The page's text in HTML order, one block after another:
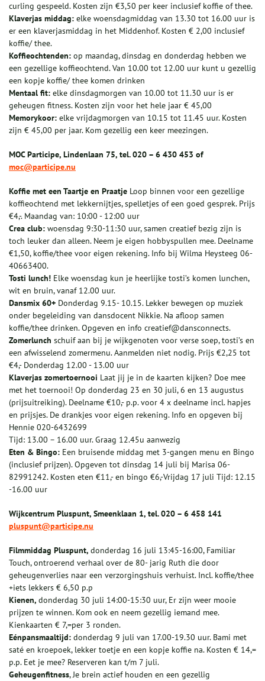
curling gespeeld. Kosten zijn €3,50 per keer inclusief koffie of thee.
Klaverjas middag: elke woensdagmiddag van 13.30 tot 16.00 uur is
er een klaverjasmiddag in het Middenhof. Kosten € 2,00 inclusief
koffie/ thee.
Koffieochtenden: op maandag, dinsdag en donderdag hebben we
een gezellige koffieochtend. Van 10.00 tot 12.00 uur kunt u gezellig
een kopje koffie/ thee komen drinken
Mentaal fit: elke dinsdagmorgen van 10.00 tot 11.30 uur is er
geheugen fitness. Kosten zijn voor het hele jaar € 45,00
Memorykoor: elke vrijdagmorgen van 10.15 tot 11.45 uur. Kosten
zijn € 45,00 per jaar. Kom gezellig een keer meezingen.
MOC Participe, Lindenlaan 75, tel. 020 – 6 430 453 of
moc@participe.nu
Koffie met een Taartje en Praatje Loop binnen voor een gezellige
koffieochtend met lekkernijtjes, spelletjes of een goed gesprek. Prijs
€4,-. Maandag van: 10:00 - 12:00 uur
Crea club: woensdag 9:30-11:30 uur, samen creatief bezig zijn is
toch leuker dan alleen. Neem je eigen hobbyspullen mee. Deelname
€1,50, koffie/thee voor eigen rekening. Info bij Wilma Heysteeg 06-
40663400.
Tosti lunch! Elke woensdag kun je heerlijke tosti’s komen lunchen,
wit en bruin, vanaf 12.00 uur.
Dansmix 60+ Donderdag 9.15- 10.15. Lekker bewegen op muziek
onder begeleiding van dansdocent Nikkie. Na afloop samen
koffie/thee drinken. Opgeven en info creatief@dansconnects.
Zomerlunch schuif aan bij je wijkgenoten voor verse soep, tosti’s en
een afwisselend zomermenu. Aanmelden niet nodig. Prijs €2,25 tot
€4,- Donderdag 12.00 - 13.00 uur
Klaverjas zomertoernooi Laat jij je in de kaarten kijken? Doe mee
met het toernooi! Op donderdag 23 en 30 juli, 6 en 13 augustus
(prijsuitreiking). Deelname €10,- p.p. voor 4 x deelname incl. hapjes
en prijsjes. De drankjes voor eigen rekening. Info en opgeven bij
Hennie 020-6432699
Tijd: 13.00 – 16.00 uur. Graag 12.45u aanwezig
Eten & Bingo: Een bruisende middag met 3-gangen menu en Bingo
(inclusief prijzen). Opgeven tot dinsdag 14 juli bij Marisa 06-
82991242. Kosten eten €11,- en bingo €6,-Vrijdag 17 juli Tijd: 12.15
-16.00 uur
Wijkcentrum Pluspunt, Smeenklaan 1, tel. 020 – 6 458 141
pluspunt@participe.nu
Filmmiddag Pluspunt, donderdag 16 juli 13:45-16:00, Familiar
Touch, ontroerend verhaal over de 80- jarig Ruth die door
geheugenverlies naar een verzorgingshuis verhuist. Incl. koffie/thee
+iets lekkers € 6,50 p.p
Kienen, donderdag 30 juli 14:00-15:30 uur, Er zijn weer mooie
prijzen te winnen. Kom ook en neem gezellig iemand mee.
Kienkaarten € 7,=per 3 ronden.
Eénpansmaaltijd: donderdag 9 juli van 17.00-19.30 uur. Bami met
saté en kroepoek, lekker toetje en een kopje koffie na. Kosten € 14,=
p.p. Eet je mee? Reserveren kan t/m 7 juli.
Geheugenfitness, Je brein actief houden en een gezellig